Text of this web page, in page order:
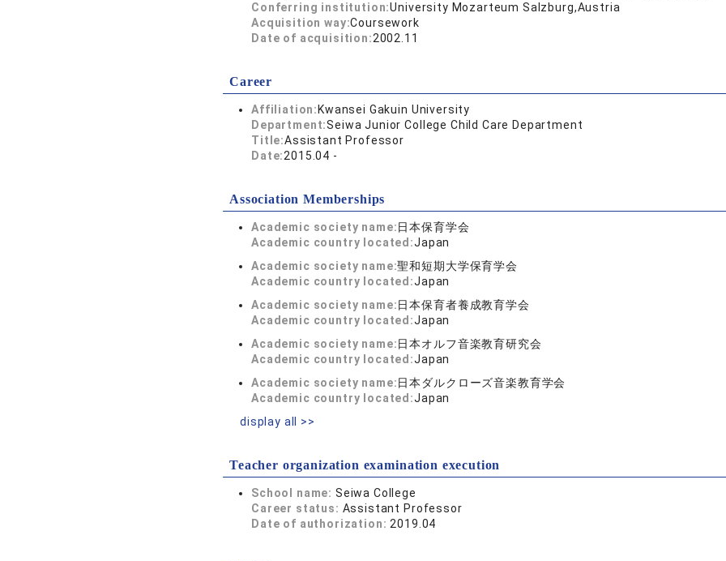
Conferring institution:University Mozarteum Salzburg,Austria
Acquisition way:Coursework
Date of acquisition:2002.11
Career
Affiliation: Kwansei Gakuin University
Department:Seiwa Junior College Child Care Department
Title:Assistant Professor
Date:2015.04 -
Association Memberships
Academic society name:日本保育学会
Academic country located:Japan
Academic society name:聖和短期大学保育学会
Academic country located:Japan
Academic society name:日本保育者養成教育学会
Academic country located:Japan
Academic society name:日本オルフ音楽教育研究会
Academic country located:Japan
Academic society name:日本ダルクローズ音楽教育学会
Academic country located:Japan
display all >>
Teacher organization examination execution
School name: Seiwa College
Career status: Assistant Professor
Date of authorization: 2019.04